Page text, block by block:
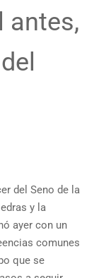
antes,
del Seno de la
y la
ayer con un
comunes
que se